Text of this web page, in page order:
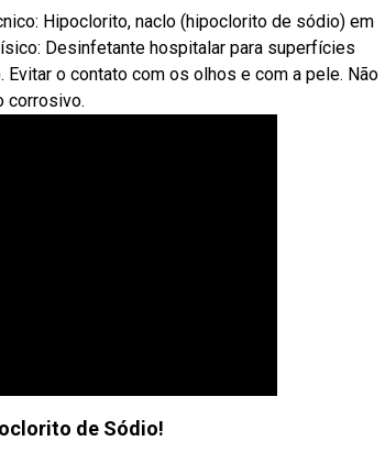
Hipoclorito, naclo (hipoclorito de sódio) em
Desinfetante hospitalar para superfícies
o contato com os olhos e com a pele. Não
corrosivo.
de Sódio!